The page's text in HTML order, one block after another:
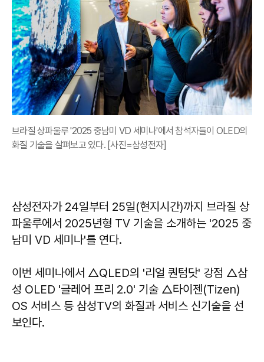
브라질 상파울루 '2025 중남미 VD 세미나'에서 참석자들이 OLED의
화질 기술을 살펴보고 있다. [사진=삼성전자]
삼성전자가 24일부터 25일(현지시간)까지 브라질 상
파울루에서 2025년형 TV 기술을 소개하는 '2025 중
남미 VD 세미나'를 연다.
이번 세미나에서 △QLED의 '리얼 퀀텀닷' 강점 △삼
성 OLED '글레어 프리 2.0' 기술 △타이젠(Tizen)
OS 서비스 등 삼성TV의 화질과 서비스 신기술을 선
보인다.